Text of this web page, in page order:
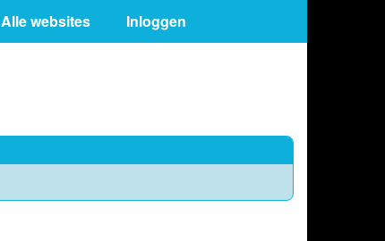
Alle websites Inloggen